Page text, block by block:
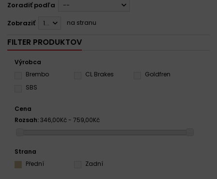
Zoradiť podľa
--
Zobraziť
12 na stranu
FILTER PRODUKTOV
Výrobca
Brembo
CL Brakes
Goldfren
SBS
Cena
Rozsah:346,00Kč - 759,00Kč
Strana
Přední
Zadní